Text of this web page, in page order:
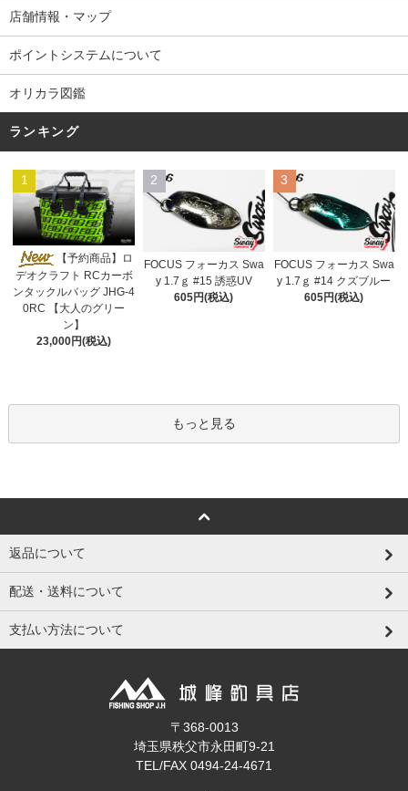
店舗情報・マップ
ポイントシステムについて
オリカラ図鑑
ランキング
1
【予約商品】ロ
デオクラフト RCカーボ
ンタックルバッグ JHG-4
0RC 【大人のグリー
ン】
23,000円(税込)
2
FOCUS フォーカス Swa
y 1.7ｇ #15 誘惑UV
605円(税込)
3
FOCUS フォーカス Swa
y 1.7ｇ #14 クズブルー
605円(税込)
もっと見る
返品について
配送・送料について
支払い方法について
〒368-0013
埼玉県秩父市永田町9-21
TEL/FAX 0494-24-4671